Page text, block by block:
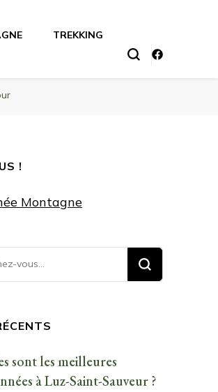
TREKKING
!
Montagne
sont les meilleures
à Luz-Saint-Sauveur ?